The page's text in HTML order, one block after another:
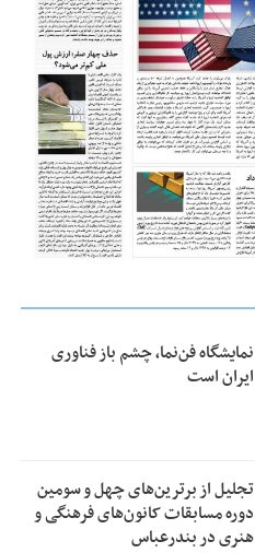
نمایشگاه فن‌نما، چشم باز فناوری
ایران است
تجلیل از بر‌ترین‌های چهل و سومین
دوره مسابقات کانون‌های فرهنگی و
هنری در بندرعباس